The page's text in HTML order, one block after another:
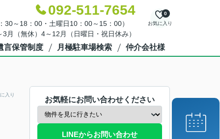
092-511-7654
30～18：00・土曜日10：00～15：00）
月（無休）4～12月（日曜日・祝日休み）
お気に入り
0
言保管制度 月極駐車場検索 仲介会社様
入り
お気軽にお問い合わせください
LINEからお問い合わせ